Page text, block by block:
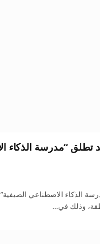
تطلق “مدرسة الذكاء
الذكاء الاصطناعي
وذلك في…